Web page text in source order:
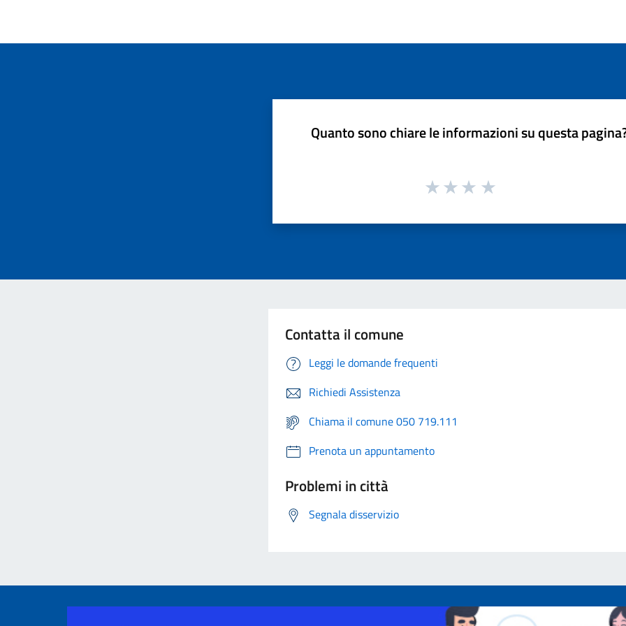
Quanto sono chiare le informazioni su questa
Contatta il comune
Leggi le domande frequenti
Richiedi Assistenza
Chiama il comune 050 719.111
Prenota un appuntamento
Problemi in città
Segnala disservizio